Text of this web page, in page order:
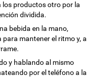
los productos otro por la
dividida.
bebida en la mano,
mantener el ritmo y, a
y hablando al mismo
por el teléfono a la